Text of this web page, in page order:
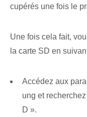
cupérés une fois le
Une fois cela fait,
la carte SD en
Accédez aux
ung et
D ».